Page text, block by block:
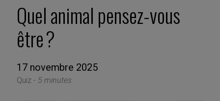
Quel animal pensez-vous
être ?
17 novembre 2025
Quiz - 5 minutes